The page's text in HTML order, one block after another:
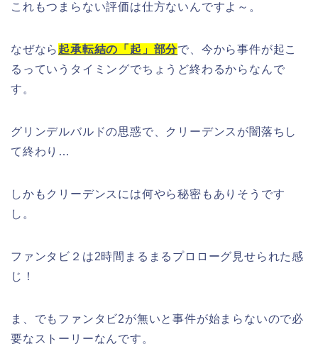
これもつまらない評価は仕方ないんですよ～。
なぜなら 起承転結の「起」部分で、今から事件が起こ
るっていうタイミングでちょうど終わるからなんで
す。
グリンデルバルドの思惑で、クリーデンスが闇落ちし
て終わり…
しかもクリーデンスには何やら秘密もありそうです
し。
ファンタビ２は2時間まるまるプロローグ見せられた感
じ！
ま、でもファンタビ2が無いと事件が始まらないので必
要なストーリーなんです。